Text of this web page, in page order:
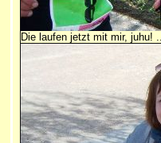
Die laufen jetzt mit mir, juhu! ...